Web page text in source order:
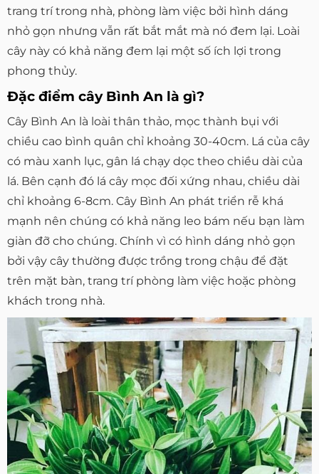
trang trí trong nhà, phòng làm việc bởi hình dáng
nhỏ gọn nhưng vẫn rất bắt mắt mà nó đem lại. Loài
cây này có khả năng đem lại một số ích lợi trong
phong thủy.
Đặc điểm cây Bình An là gì?
Cây Bình An là loài thân thảo, mọc thành bụi với
chiều cao bình quân chỉ khoảng 30-40cm. Lá của cây
có màu xanh lục, gân lá chạy dọc theo chiều dài của
lá. Bên cạnh đó lá cây mọc đối xứng nhau, chiều dài
chỉ khoảng 6-8cm. Cây Bình An phát triển rễ khá
mạnh nên chúng có khả năng leo bám nếu bạn làm
giàn đỡ cho chúng. Chính vì có hình dáng nhỏ gọn
bởi vậy cây thường được trồng trong chậu để đặt
trên mặt bàn, trang trí phòng làm việc hoặc phòng
khách trong nhà.